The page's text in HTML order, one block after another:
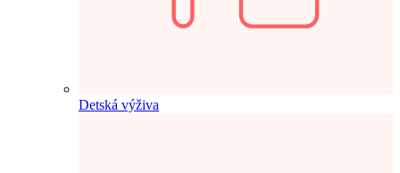
Detská výživa